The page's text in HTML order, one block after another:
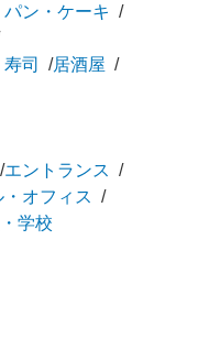
ン・ケーキ
司
居酒屋
エントランス
オフィス
学校